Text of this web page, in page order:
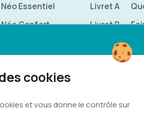
Néo Essentiel
Néo Confort
Offres pro
Livret A
Livret B
et vous donne le contrôle sur